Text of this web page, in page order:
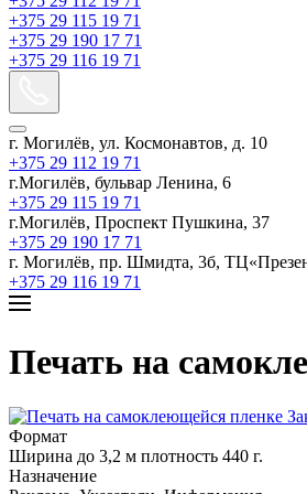
+375 29 115 19 71
+375 29 190 17 71
+375 29 116 19 71
г. Могилёв, ул. Космонавтов, д. 10
+375 29 112 19 71
г.Могилёв, бульвар Ленина, 6
+375 29 115 19 71
г.Могилёв, Проспект Пушкина, 37
+375 29 190 17 71
г. Могилёв, пр. Шмидта, 3б,
+375 29 116 19 71
Печать на
Формат
Ширина до 3,2 м плотность 440 г.
Назначение